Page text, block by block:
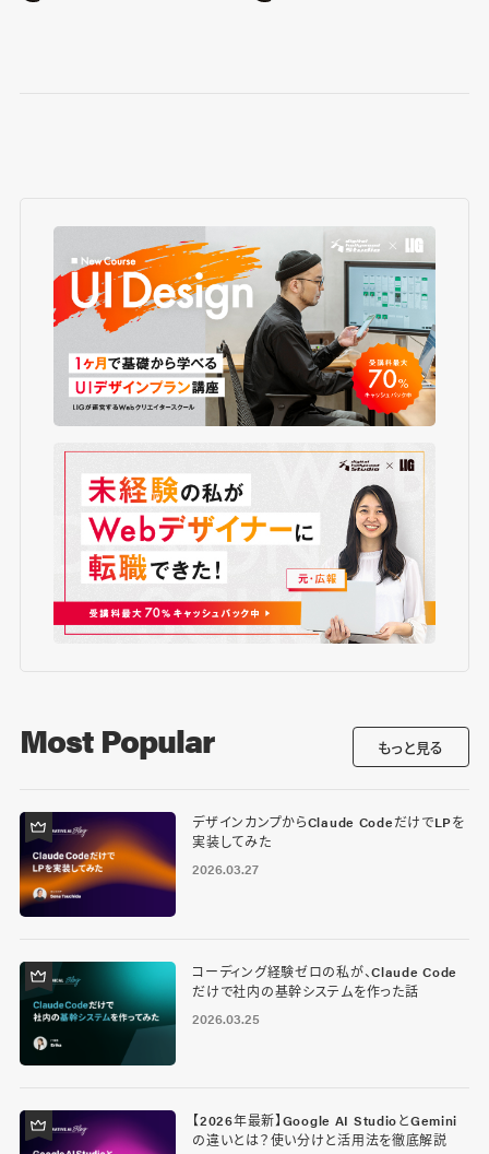
Most Popular もっと見る
デザインカンプからClaude CodeだけでLPを
実装してみた
2026.03.27
コーディング経験ゼロの私が、Claude Code
だけで社内の基幹システムを作った話
2026.03.25
【2026年最新】Google AI StudioとGemini
の違いとは？使い分けと活用法を徹底解説